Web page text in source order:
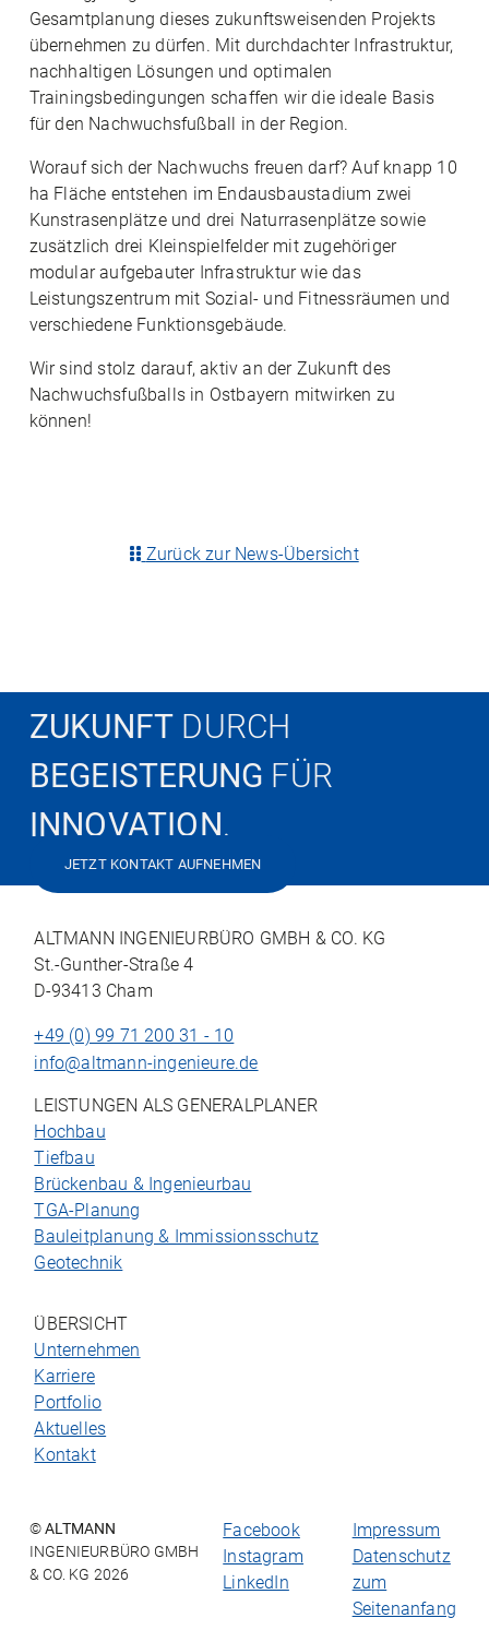
Gesamtplanung dieses zukunftsweisenden Projekts
übernehmen zu dürfen. Mit durchdachter Infrastruktur,
nachhaltigen Lösungen und optimalen
Trainingsbedingungen schaffen wir die ideale Basis
für den Nachwuchsfußball in der Region.
Worauf sich der Nachwuchs freuen darf? Auf knapp 10
ha Fläche entstehen im Endausbaustadium zwei
Kunstrasenplätze und drei Naturrasenplätze sowie
zusätzlich drei Kleinspielfelder mit zugehöriger
modular aufgebauter Infrastruktur wie das
Leistungszentrum mit Sozial- und Fitnessräumen und
verschiedene Funktionsgebäude.
Wir sind stolz darauf, aktiv an der Zukunft des
Nachwuchsfußballs in Ostbayern mitwirken zu
können!
Zurück zur News-Übersicht
ZUKUNFT DURCH
BEGEISTERUNG FÜR
INNOVATION.
JETZT KONTAKT AUFNEHMEN
ALTMANN INGENIEURBÜRO GMBH & CO. KG
St.-Gunther-Straße 4
D-93413 Cham
+49 (0) 99 71 200 31 - 10
info@altmann-ingenieure.de
LEISTUNGEN ALS GENERALPLANER
Hochbau
Tiefbau
Brückenbau & Ingenieurbau
TGA-Planung
Bauleitplanung & Immissionsschutz
Geotechnik
ÜBERSICHT
Unternehmen
Karriere
Portfolio
Aktuelles
Kontakt
©ALTMANN
INGENIEURBÜRO GMBH
& CO. KG 2026
Facebook
Instagram
LinkedIn
Impressum
Datenschutz
zum
Seitenanfang